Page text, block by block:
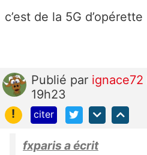
c’est de la 5G d’opérette
Publié par ignace72
19h23
!
citer
fxparis a écrit